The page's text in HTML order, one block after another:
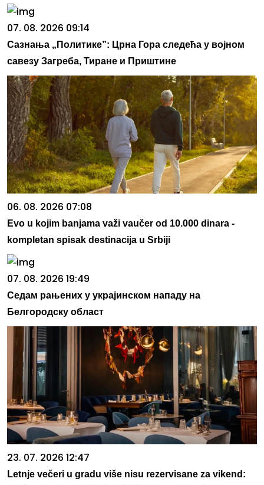
07. 08. 2026 09:14
Сазнања „Политике”: Црна Гора следећа у војном
савезу Загреба, Тиране и Приштине
06. 08. 2026 07:08
Evo u kojim banjama važi vaučer od 10.000 dinara -
kompletan spisak destinacija u Srbiji
07. 08. 2026 19:49
Седам рањених у украјинском нападу на
Белгородску област
23. 07. 2026 12:47
Letnje večeri u gradu više nisu rezervisane za vikend: